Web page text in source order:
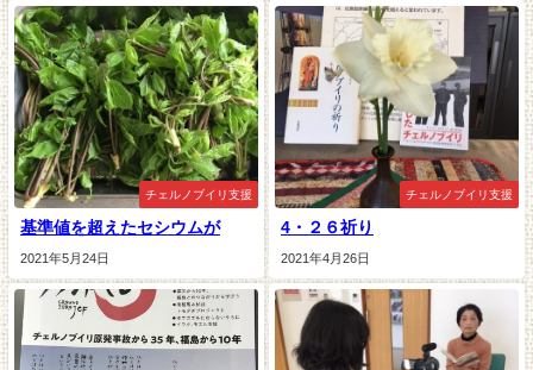
チェルノブイリ支援
基準値を超えたセシウムが
2021年5月24日
チェルノブイリ支援
4・２６祈り
2021年4月26日